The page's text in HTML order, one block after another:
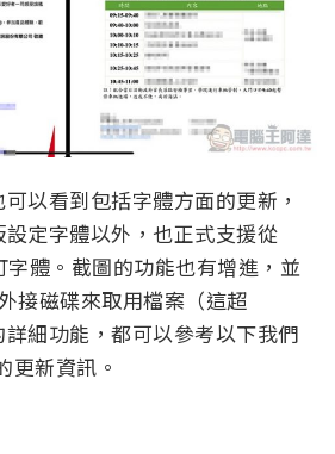
以看到包括字體方面的更新，
定字體以外，也正式支援從
體。截圖的功能也有增進，並
接磁碟來取用檔案（這超
細功能，都可以參考以下我們
新資訊。